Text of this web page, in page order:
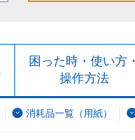
困った時・使い方・
操作方法
消耗品一覧（用紙）